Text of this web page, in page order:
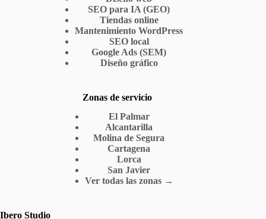
SEO para IA (GEO)
Tiendas online
Mantenimiento WordPress
SEO local
Google Ads (SEM)
Diseño gráfico
Zonas de servicio
El Palmar
Alcantarilla
Molina de Segura
Cartagena
Lorca
San Javier
Ver todas las zonas →
Ibero Studio